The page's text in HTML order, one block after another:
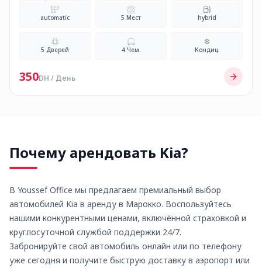
automatic 5 Мест hybrid
5 Дверей 4Чем. Кондиц.
350DH / День
Почему арендовать Kia?
В Youssef Office мы предлагаем премиальный выбор
автомобилей Kia в аренду в Марокко. Воспользуйтесь
нашими конкурентными ценами, включённой страховкой и
круглосуточной службой поддержки 24/7.
Забронируйте свой автомобиль онлайн или по телефону
уже сегодня и получите быструю доставку в аэропорт или